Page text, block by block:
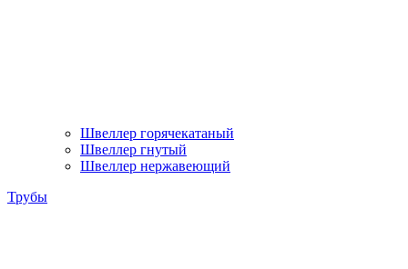
Швеллер горячекатаный
Швеллер гнутый
Швеллер нержавеющий
Трубы